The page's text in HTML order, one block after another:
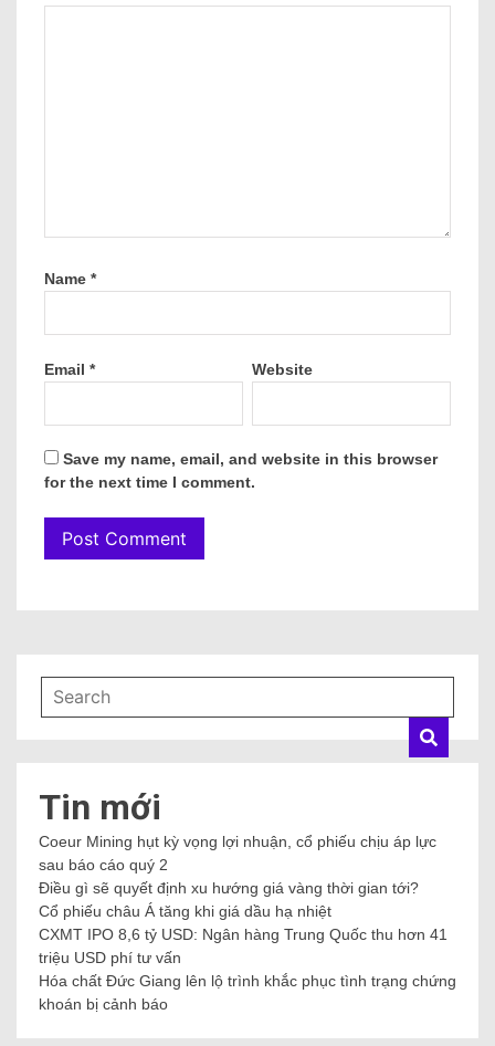
Name *
Email * Website
Save my name, email, and website in this browser
for the next time I comment.
Tin mới
Coeur Mining hụt kỳ vọng lợi nhuận, cổ phiếu chịu áp lực
sau báo cáo quý 2
Điều gì sẽ quyết định xu hướng giá vàng thời gian tới?
Cổ phiếu châu Á tăng khi giá dầu hạ nhiệt
CXMT IPO 8,6 tỷ USD: Ngân hàng Trung Quốc thu hơn 41
triệu USD phí tư vấn
Hóa chất Đức Giang lên lộ trình khắc phục tình trạng chứng
khoán bị cảnh báo